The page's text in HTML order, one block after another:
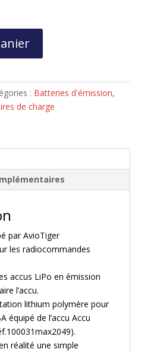
: Batteries d'émission,
de charge
par AvioTiger
les radiocommandes
accus LiPo en émission
l’accu.
lithium polymère pour
équipé de l’accu Accu
réalité une simple